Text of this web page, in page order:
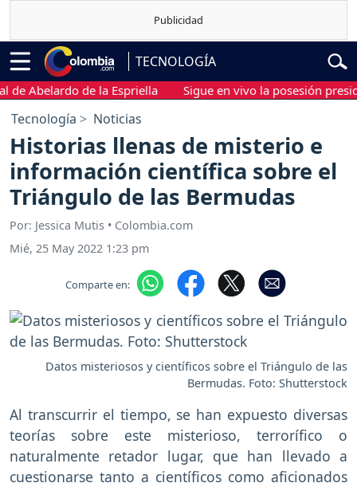
TECNOLOGÍA
de la Espriella Sigue en vivo la posesión
Tecnología Noticias
Historias llenas de misterio e
información científica sobre el
Triángulo de las Bermudas
Por: Jessica Mutis • Colombia.com
Mié, 25 May 2022 1:23 pm
Comparte en:
Datos misteriosos y científicos sobre el Triángulo de las
Bermudas. Foto: Shutterstock
Al transcurrir el tiempo, se han expuesto diversas
teorías sobre este misterioso, terrorífico o
naturalmente retador lugar, que han llevado a
cuestionarse tanto a científicos como aficionados